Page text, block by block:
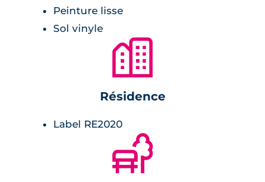
visiophone.
Les appartements offrent un haut niveau de
confort, avec un chauffage par pompe à
chaleur économe et des ballons d’eau chaude
bain meublées selon les dernières tendances,
avec notamment sèche-serviettes et parois de
douches, ainsi que de larges espaces de
rangement. Ils sont également livrés avec des
cuisines équipées. Chaque appartement
Peinture lisse
Sol vinyle
🏙
Résidence
Label RE2020
🌲